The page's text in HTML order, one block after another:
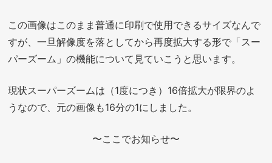
この画像はこのまま普通に印刷で使用できるサイズなんで
すが、一旦解像度を落としてから再度拡大する形で「スー
パーズーム」の機能について見ていこうと思います。
現状スーパーズームは（1度につき）16倍拡大が限界のよ
うなので、元の画像も16分の1にしました。
〜ここでお知らせ〜